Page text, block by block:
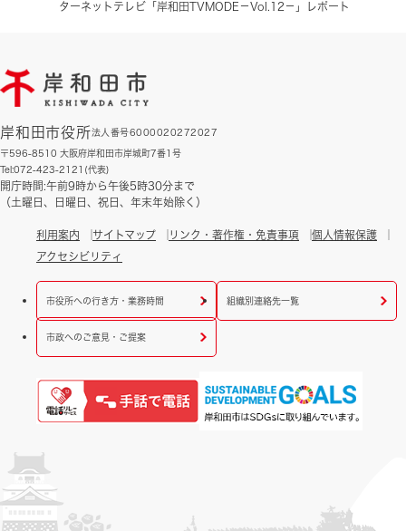
ターネットテレビ「岸和田TVMODE－Vol.12－」レポート
岸和田市役所法人番号6000020272027
〒596-8510 大阪府岸和田市岸城町7番1号
Tel:072-423-2121(代表)
開庁時間:午前9時から午後5時30分まで
（土曜日、日曜日、祝日、年末年始除く）
利用案内 サイトマップ リンク・著作権・免責事項
個人情報保護
アクセシビリティ
市役所への行き方・業務時間 組織別連絡先一覧
市政へのご意見・ご提案